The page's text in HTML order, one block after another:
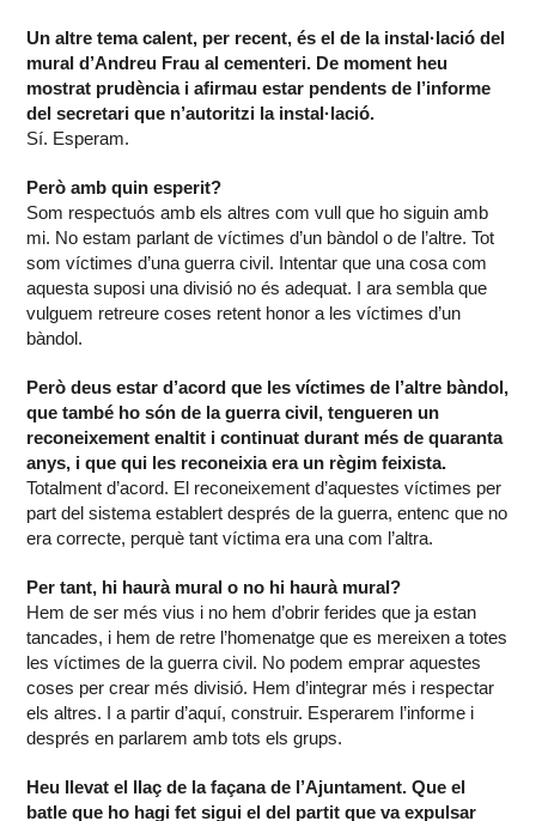
Un altre tema calent, per recent, és el de la instal·lació del
mural d’Andreu Frau al cementeri. De moment heu
mostrat prudència i afirmau estar pendents de l’informe
del secretari que n’autoritzi la instal·lació.
Sí. Esperam.
Però amb quin esperit?
Som respectuós amb els altres com vull que ho siguin amb
mi. No estam parlant de víctimes d’un bàndol o de l’altre. Tot
som víctimes d’una guerra civil. Intentar que una cosa com
aquesta suposi una divisió no és adequat. I ara sembla que
vulguem retreure coses retent honor a les víctimes d’un
bàndol.
Però deus estar d’acord que les víctimes de l’altre bàndol,
que també ho són de la guerra civil, tengueren un
reconeixement enaltit i continuat durant més de quaranta
anys, i que qui les reconeixia era un règim feixista.
Totalment d’acord. El reconeixement d’aquestes víctimes per
part del sistema establert després de la guerra, entenc que no
era correcte, perquè tant víctima era una com l’altra.
Per tant, hi haurà mural o no hi haurà mural?
Hem de ser més vius i no hem d’obrir ferides que ja estan
tancades, i hem de retre l’homenatge que es mereixen a totes
les víctimes de la guerra civil. No podem emprar aquestes
coses per crear més divisió. Hem d’integrar més i respectar
els altres. I a partir d’aquí, construir. Esperarem l’informe i
després en parlarem amb tots els grups.
Heu llevat el llaç de la façana de l’Ajuntament. Que el
batle que ho hagi fet sigui el del partit que va expulsar